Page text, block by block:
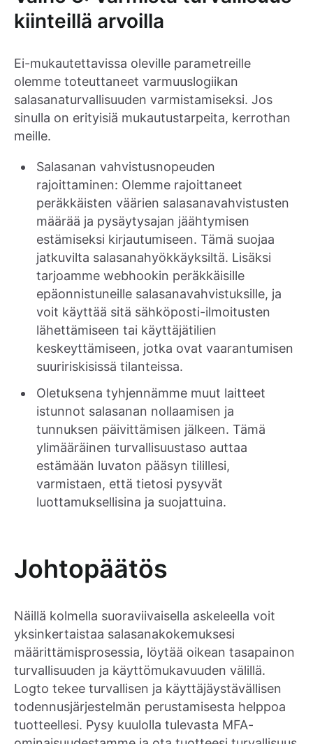
kiinteillä arvoilla
Ei-mukautettavissa oleville parametreille
olemme toteuttaneet varmuuslogiikan
salasanaturvallisuuden varmistamiseksi. Jos
sinulla on erityisiä mukautustarpeita, kerrothan
meille.
Salasanan vahvistusnopeuden
rajoittaminen: Olemme rajoittaneet
peräkkäisten väärien salasanavahvistusten
määrää ja pysäytysajan jäähtymisen
estämiseksi kirjautumiseen. Tämä suojaa
jatkuvilta salasanahyökkäyksiltä. Lisäksi
tarjoamme webhookin peräkkäisille
epäonnistuneille salasanavahvistuksille, ja
voit käyttää sitä sähköposti-ilmoitusten
lähettämiseen tai käyttäjätilien
keskeyttämiseen, jotka ovat vaarantumisen
suuririskisissä tilanteissa.
Oletuksena tyhjennämme muut laitteet
istunnot salasanan nollaamisen ja
tunnuksen päivittämisen jälkeen. Tämä
ylimääräinen turvallisuustaso auttaa
estämään luvaton pääsyn tilillesi,
varmistaen, että tietosi pysyvät
luottamuksellisina ja suojattuina.
Johtopäätös
Näillä kolmella suoraviivaisella askeleella voit
yksinkertaistaa salasanakokemuksesi
määrittämisprosessia, löytää oikean tasapainon
turvallisuuden ja käyttömukavuuden välillä.
Logto tekee turvallisen ja käyttäjäystävällisen
todennusjärjestelmän perustamisesta helppoa
tuotteellesi. Pysy kuulolla tulevasta MFA-